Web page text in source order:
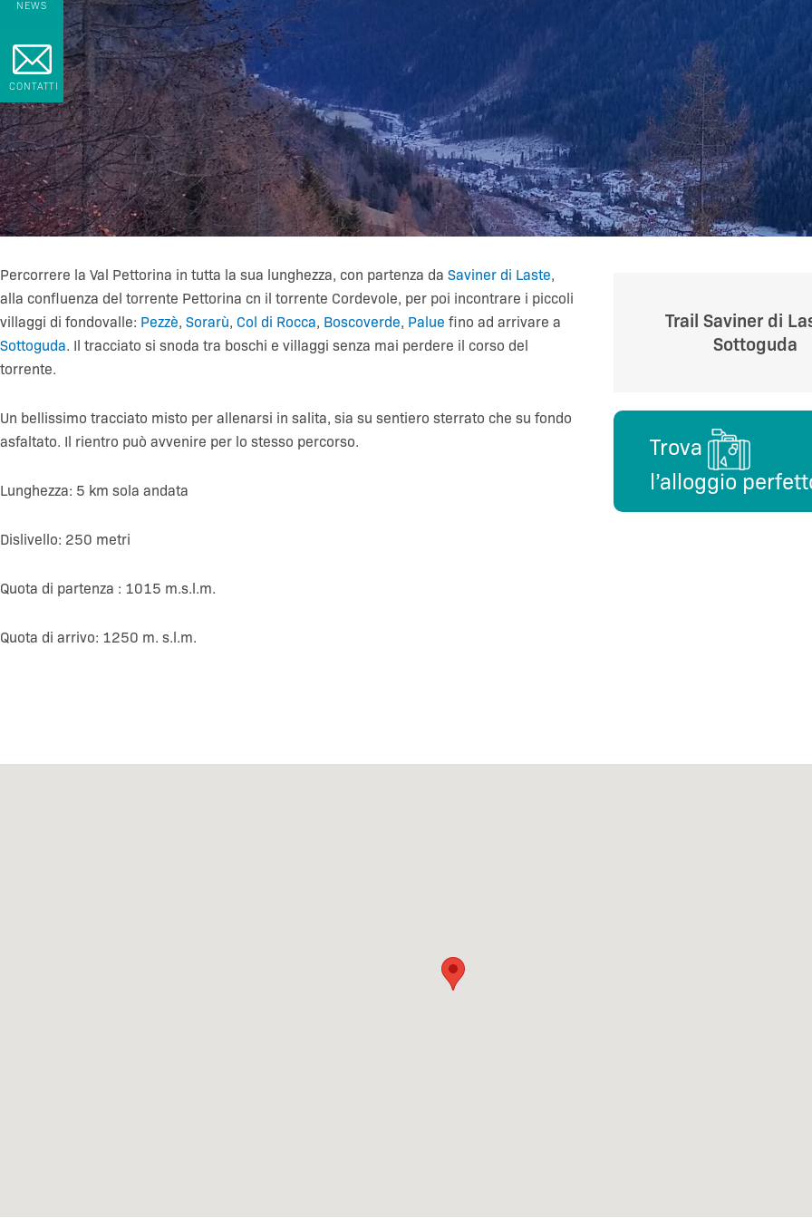
Percorrere la Val Pettorina in tutta la sua lunghezza, con partenza da Saviner di Laste,
alla confluenza del torrente Pettorina cn il torrente Cordevole, per poi incontrare i piccoli
villaggi di fondovalle: Pezzè, Sorarù, Col di Rocca, Boscoverde, Palue fino ad arrivare a
Sottoguda. Il tracciato si snoda tra boschi e villaggi senza mai perdere il corso del
torrente.
Un bellissimo tracciato misto per allenarsi in salita, sia su sentiero sterrato che su fondo
asfaltato. Il rientro può avvenire per lo stesso percorso.
Lunghezza: 5 km sola andata
Dislivello: 250 metri
Quota di partenza : 1015 m.s.l.m.
Quota di arrivo: 1250 m. s.l.m.
Trail Saviner di
Sottoguda
Trova
l’alloggio
NEWS
CONTATTI